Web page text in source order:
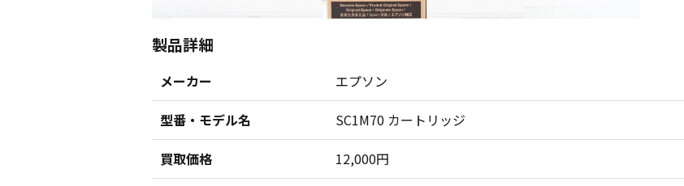
製品詳細
メーカー
エプソン
型番・モデル名
SC1M70 カートリッジ
買取価格
12,000円